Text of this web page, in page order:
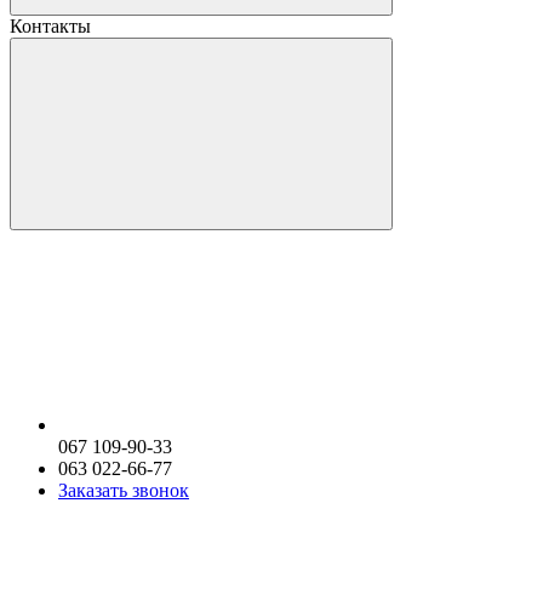
Контакты
067 109-90-33
063 022-66-77
Заказать звонок